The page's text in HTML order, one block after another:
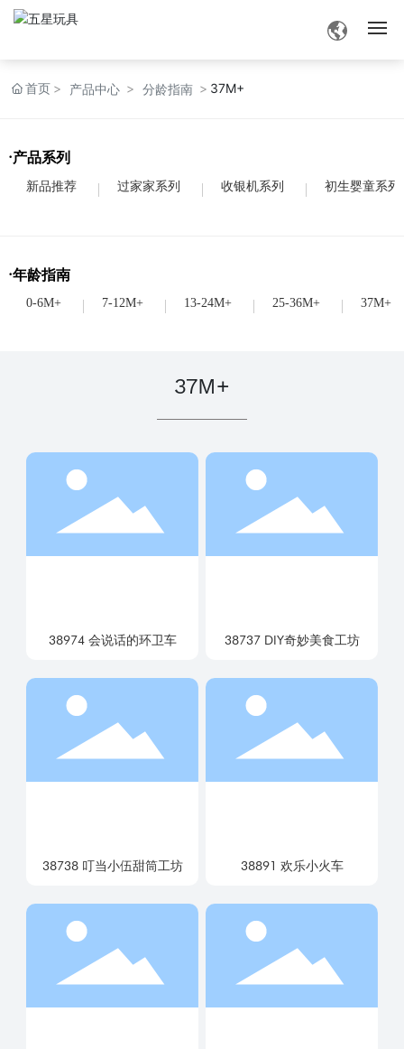
网站首页
产品中心
业务交流
首页 产品中心 分龄指南 37M+
·产品系列
新品推荐 过家家系列 收银机系列 初生婴童系列
·年龄指南
0-6M+ 7-12M+ 13-24M+ 25-36M+ 37M+
37M+
38974 会说话的环卫车 38737 DIY奇妙美食工坊
38738 叮当小伍甜筒工坊 38891 欢乐小火车